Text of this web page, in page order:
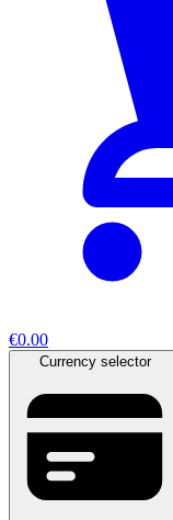
€0.00
Currency selector